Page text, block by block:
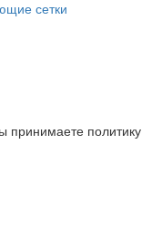
сетки
принимаете политику